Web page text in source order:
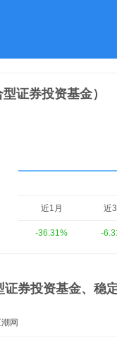
证券投资基金）
近1月 近
-36.31% -
券投资基金、稳
网